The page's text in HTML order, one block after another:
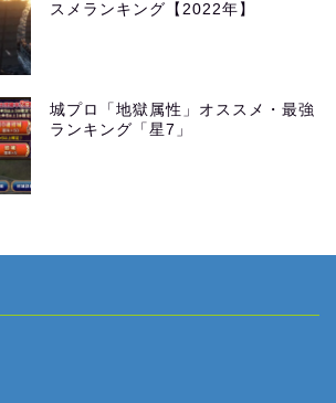
スメランキング【2022年】
城プロ「地獄属性」オススメ・最強
ランキング「星7」